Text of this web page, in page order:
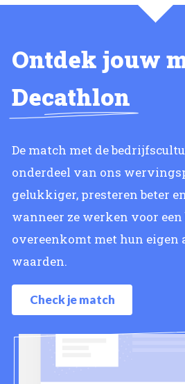
Ontdek jouw
Decathlon
De match met de
onderdeel van ons
gelukkiger, presteren beter
wanneer ze werken voor
overeenkomt met hun eigen
waarden.
Check je match